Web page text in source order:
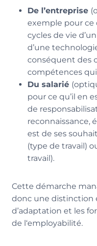
De l’entreprise
exemple pour ce
cycles de vie
d’une
conséquent des
compétences
Du salarié
pour ce qu’il en
de
reconnaissance,
est de ses
(type de travail)
travail).
Cette démarche
donc une distinction
d’adaptation et les
de l‘employabilité.